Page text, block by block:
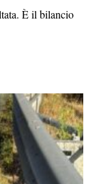
È il bilancio